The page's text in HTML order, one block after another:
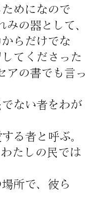
めになので
みの器として、
らだけでな
てくださった
アの書でも言っ
でない者をわが
る者と呼ぶ。
たしの民では
所で、彼ら